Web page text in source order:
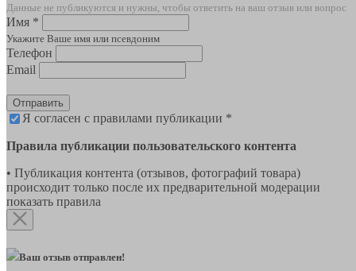
Данные не публикуются и нужны, чтобы ответить на ваш отзыв или вопрос
Имя *
Укажите Ваше имя или псевдоним
Телефон
Email
Отправить
Я согласен с правилами публикации *
Правила публикации пользовательского контента
• Публикация контента (отзывов, фотографий товара)
происходит только после их предварительной модерации
показать правила
Ваш отзыв отправлен!